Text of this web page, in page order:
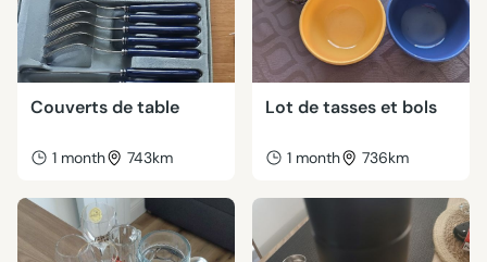
Couverts de table
1 month 743km
Lot de tasses et bols
1 month 736km